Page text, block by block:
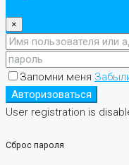
×
Запомни меня
Авторизоваться
User registration is
Сброс пароля